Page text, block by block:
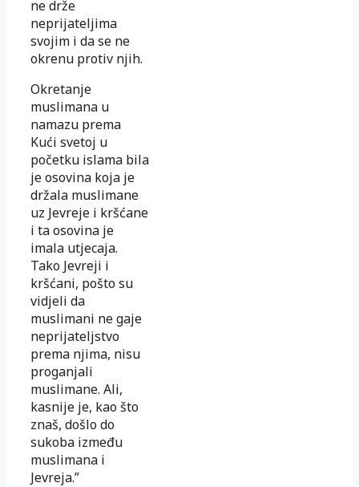
ne drže
neprijateljima
svojim i da se ne
okrenu protiv njih.
Okretanje
muslimana u
namazu prema
Kući svetoj u
početku islama bila
je osovina koja je
držala muslimane
uz Jevreje i kršćane
i ta osovina je
imala utjecaja.
Tako Jevreji i
kršćani, pošto su
vidjeli da
muslimani ne gaje
neprijateljstvo
prema njima, nisu
proganjali
muslimane. Ali,
kasnije je, kao što
znaš, došlo do
sukoba između
muslimana i
Jevreja.”